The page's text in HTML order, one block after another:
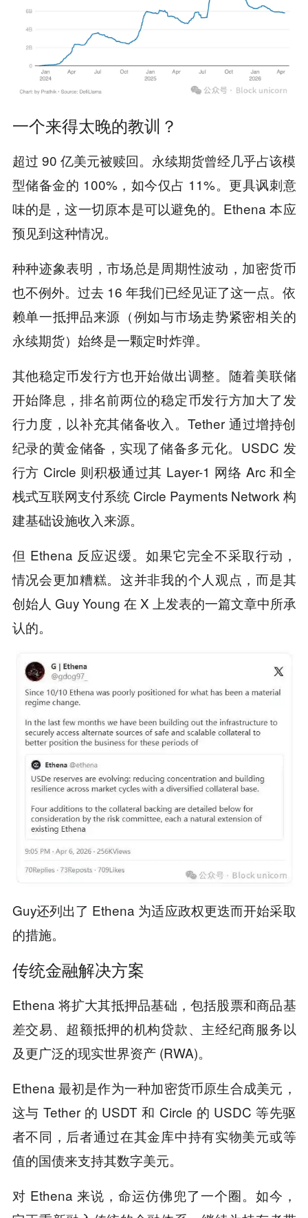
一个来得太晚的教训？
超过 90 亿美元被赎回。永续期货曾经几乎占该模
型储备金的 100%，如今仅占 11%。更具讽刺意
味的是，这一切原本是可以避免的。Ethena 本应
预见到这种情况。
种种迹象表明，市场总是周期性波动，加密货币
也不例外。过去 16 年我们已经见证了这一点。依
赖单一抵押品来源（例如与市场走势紧密相关的
永续期货）始终是一颗定时炸弹。
其他稳定币发行方也开始做出调整。随着美联储
开始降息，排名前两位的稳定币发行方加大了发
行力度，以补充其储备收入。Tether 通过增持创
纪录的黄金储备，实现了储备多元化。USDC 发
行方 Circle 则积极通过其 Layer-1 网络 Arc 和全
栈式互联网支付系统 Circle Payments Network 构
建基础设施收入来源。
但 Ethena 反应迟缓。如果它完全不采取行动，
情况会更加糟糕。这并非我的个人观点，而是其
创始人 Guy Young 在 X 上发表的一篇文章中所承
认的。
Guy还列出了 Ethena 为适应政权更迭而开始采取
的措施。
传统金融解决方案
Ethena 将扩大其抵押品基础，包括股票和商品基
差交易、超额抵押的机构贷款、主经纪商服务以
及更广泛的现实世界资产 (RWA)。
Ethena 最初是作为一种加密货币原生合成美元，
这与 Tether 的 USDT 和 Circle 的 USDC 等先驱
者不同，后者通过在其金库中持有实物美元或等
值的国债来支持其数字美元。
对 Ethena 来说，命运仿佛兜了一个圈。如今，